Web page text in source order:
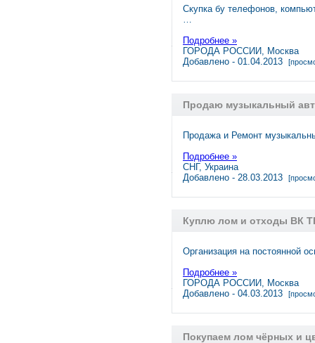
Скупка бу телефонов,
…
Подробнее »
ГОРОДА РОССИИ, Москва
Добавлено - 01.04.2013
Продаю музыкальный
Продажа и Ремонт
Подробнее »
СНГ, Украина
Добавлено - 28.03.2013
Куплю лом и отходы ВК
Организация на постоянной
Подробнее »
ГОРОДА РОССИИ, Москва
Добавлено - 04.03.2013
Покупаем лом чёрных и